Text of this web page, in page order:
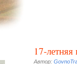
17-летняя
Автор: